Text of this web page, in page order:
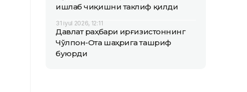
ишлаб чиқишни таклиф қилди
31 iyul 2026, 12:11
Давлат раҳбари Қирғизистоннинг
Чўлпон-Ота шаҳрига ташриф
буюрди